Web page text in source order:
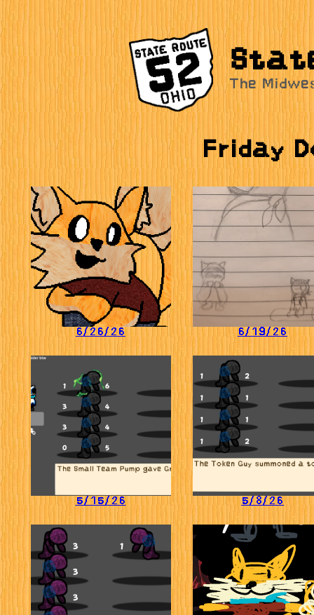
The
Friday
6/26/26 6/19/26
5/15/26 5/8/26